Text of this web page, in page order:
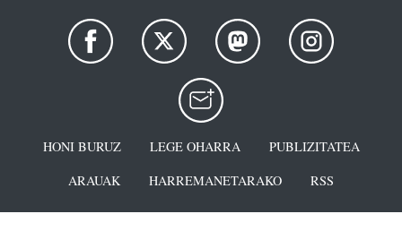
HONI BURUZ LEGE OHARRA
PUBLIZITATEA
ARAUAK
HARREMANETARAKO RSS